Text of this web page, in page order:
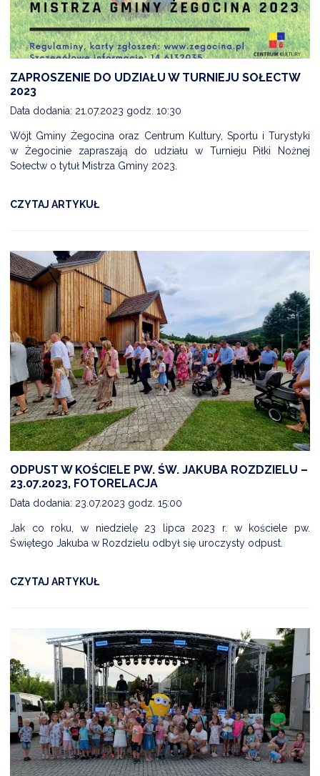
ZAPROSZENIE DO UDZIAŁU W TURNIEJU SOŁECTW
2023
Data dodania: 21.07.2023 godz. 10:30
Wójt Gminy Żegocina oraz Centrum Kultury, Sportu i Turystyki
w Żegocinie zapraszają do udziału w Turnieju Piłki Nożnej
Sołectw o tytuł Mistrza Gminy 2023.
CZYTAJ ARTYKUŁ
ODPUST W KOŚCIELE PW. ŚW. JAKUBA ROZDZIELU –
23.07.2023, FOTORELACJA
Data dodania: 23.07.2023 godz. 15:00
Jak co roku, w niedzielę 23 lipca 2023 r. w kościele pw.
Świętego Jakuba w Rozdzielu odbył się uroczysty odpust.
CZYTAJ ARTYKUŁ